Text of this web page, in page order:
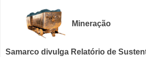
Mineração
Samarco divulga Relatório de